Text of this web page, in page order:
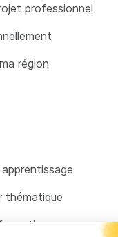
professionnel
région
thématique